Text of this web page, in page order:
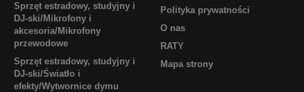
Sprzęt estradowy, studyjny i
DJ-ski/Mikrofony i
akcesoria/Mikrofony
przewodowe
Sprzęt estradowy, studyjny i
DJ-ski/Światło i
efekty/Wytwornice dymu
Polityka prywatności
O nas
RATY
Mapa strony